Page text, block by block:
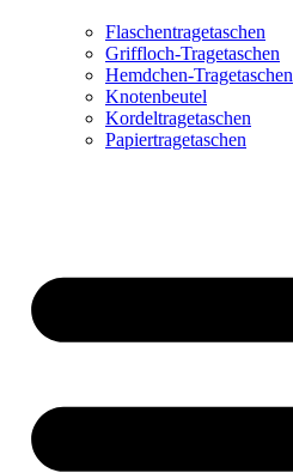
Flaschentragetaschen
Griffloch-Tragetaschen
Hemdchen-Tragetaschen
Knotenbeutel
Kordeltragetaschen
Papiertragetaschen